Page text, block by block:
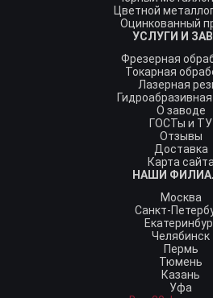
Цветной
Оцинкованный
УСЛУГИ И
Фрезерная
Токарная
Лазерная
О заводе
ГОСТы и ТУ
Отзывы
Доставка
Карта сайта
НАШИ
Москва
Санкт-
Челябинск
Пермь
Тюмень
Казань
Уфа